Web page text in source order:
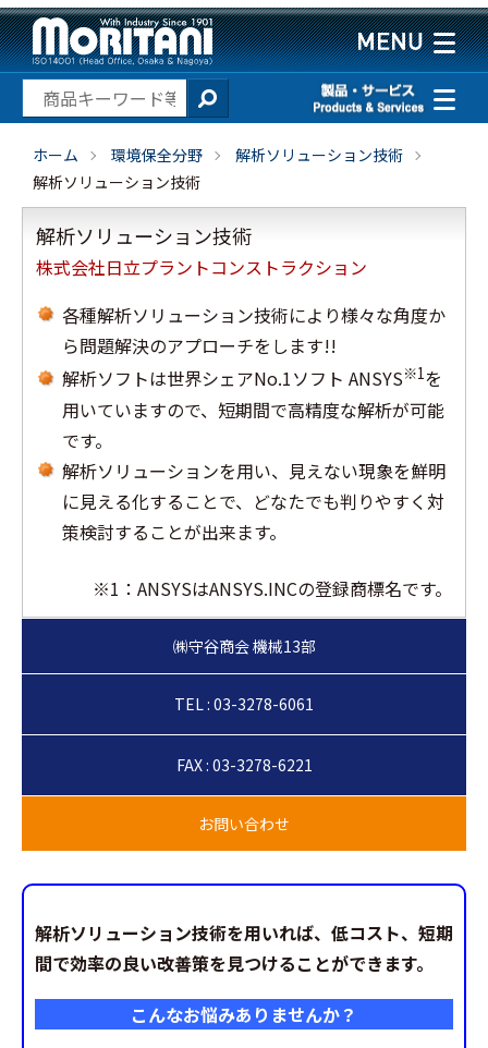
ホーム 環境保全分野
解析ソリューション技術
解析ソリューション技術
解析ソリューション技術
株式会社日立プラントコンストラクション
各種解析ソリューション技術により様々な角度か
ら問題解決のアプローチをします!!
解析ソフトは世界シェアNo.1ソフト ANSYS※1を
用いていますので、短期間で高精度な解析が可能
です。
解析ソリューションを用い、見えない現象を鮮明
に見える化することで、どなたでも判りやすく対
策検討することが出来ます。
※1：ANSYSはANSYS.INCの登録商標名です。
TEL : 03-3278-6061
FAX : 03-3278-6221
解析ソリューション技術を用いれば、低コスト、短期
間で効率の良い改善策を見つけることができます。
こんなお悩みありませんか？